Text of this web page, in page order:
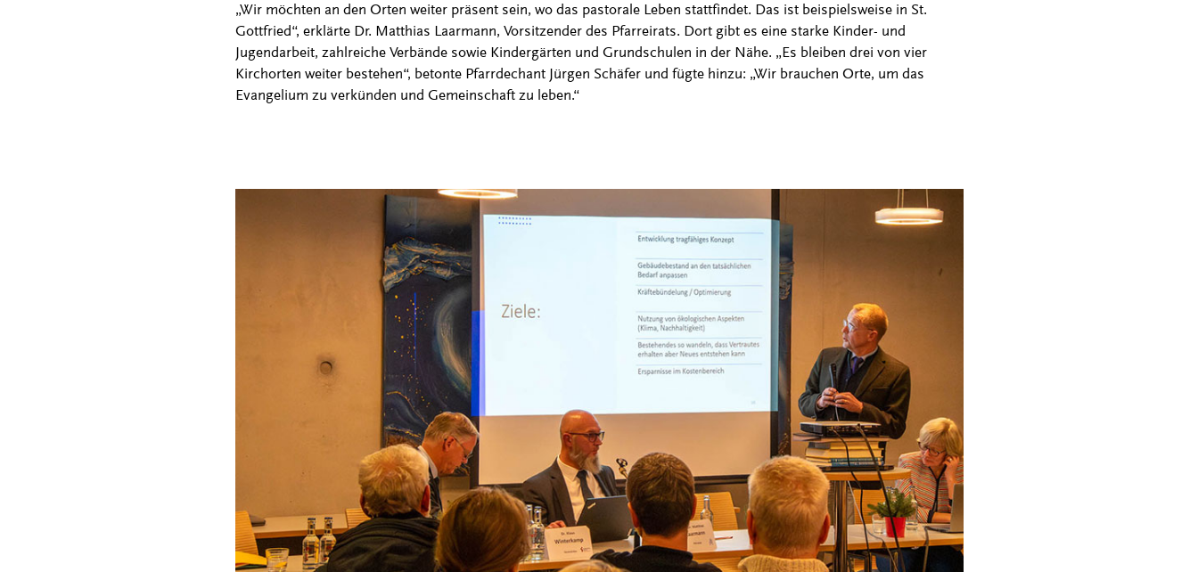
„Wir möchten an den Orten weiter präsent sein, wo das pastorale Leben stattfindet. Das ist beispielsweise in St.
Gottfried“, erklärte Dr. Matthias Laarmann, Vorsitzender des Pfarreirats. Dort gibt es eine starke Kinder- und
Jugendarbeit, zahlreiche Verbände sowie Kindergärten und Grundschulen in der Nähe. „Es bleiben drei von vier
Kirchorten weiter bestehen“, betonte Pfarrdechant Jürgen Schäfer und fügte hinzu: „Wir brauchen Orte, um das
Evangelium zu verkünden und Gemeinschaft zu leben.“